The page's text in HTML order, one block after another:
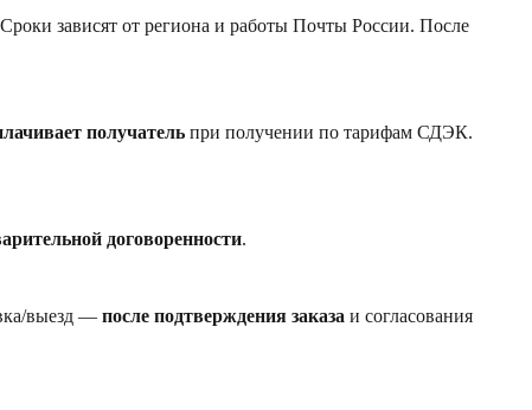
зависят от региона и работы Почты России. После
получатель при получении по тарифам СДЭК.
договоренности.
выезд — после подтверждения заказа и согласования